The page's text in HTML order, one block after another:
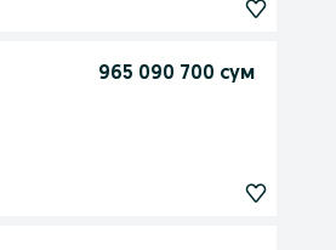
965 090 700 сум